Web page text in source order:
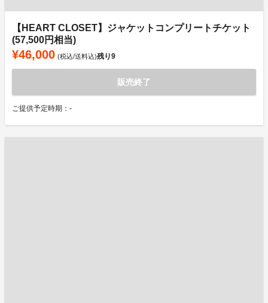
【HEART CLOSET】ジャケットコンプリートチケット
(57,500円相当)
¥46,000 (税込/送料込)残り9
販売終了
ご提供予定時期：-